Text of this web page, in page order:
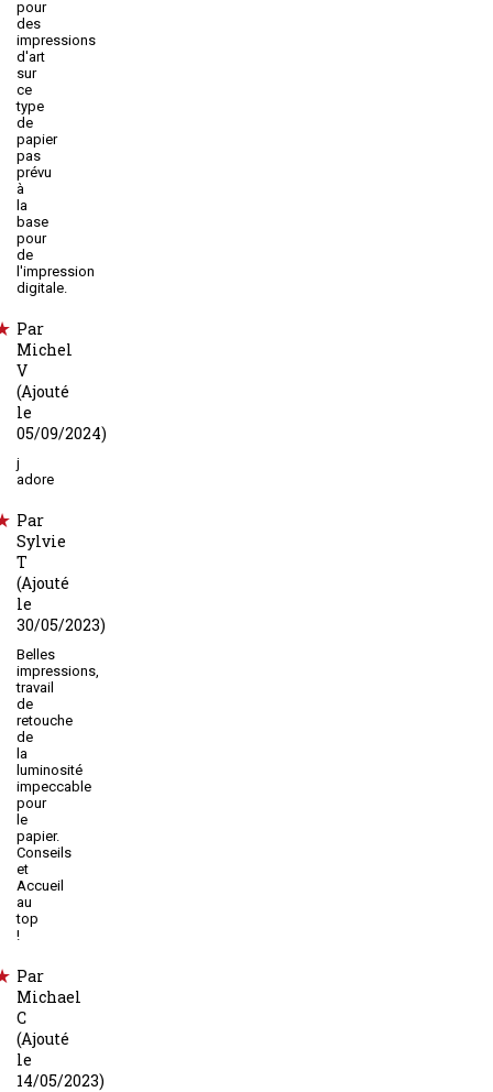
pour
des
impressions
d'art
sur
ce
type
de
papier
pas
prévu
à
la
base
pour
de
l'impression
digitale.
Par
Michel
V
(Ajouté
le
05/09/2024)
j
adore
Par
Sylvie
T
(Ajouté
le
30/05/2023)
Belles
impressions,
travail
de
retouche
de
la
luminosité
impeccable
pour
le
papier.
Conseils
et
Accueil
au
top
!
Par
Michael
C
(Ajouté
le
14/05/2023)